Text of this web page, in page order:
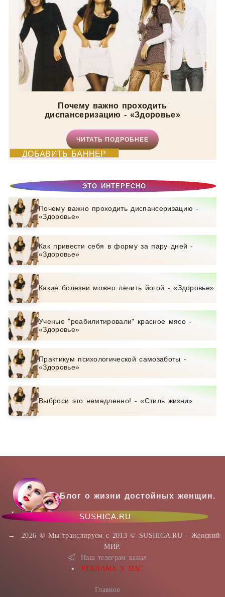
Почему важно проходить
диспансеризацию - «Здоровье»
ЧИТАТЬ ПОДРОБНЕЕ
ДОБАВИТЬ БАННЕР
ЭТО ИНТЕРЕСНО
Почему важно проходить диспансеризацию -
«Здоровье»
Как привести себя в форму за пару дней -
«Здоровье»
Какие болезни можно лечить йогой - «Здоровье»
Ученые "реабилитировали" красное мясо -
«Здоровье»
Практикум психологической самозаботы -
«Здоровье»
Выброси это немедленно! - «Стиль жизни»
Блог о жизни достойных женщин.
SUSHICA.RU
→ 2026 © Мы транслируем с 2013 © SUSHICA.RU - Женский
МИР.
Наш телеграм канал
РЕКЛАМА У НАС
Главное